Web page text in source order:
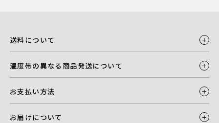
送料について
温度帯の異なる商品発送について
お支払い方法
お届けについて